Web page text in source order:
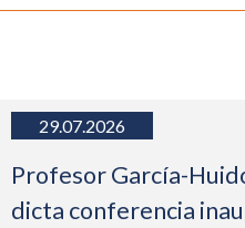
29.07.2026
Profesor García-
dicta conferencia